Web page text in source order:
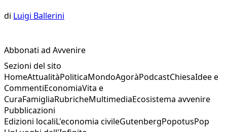
di Luigi Ballerini
Abbonati ad Avvenire
Sezioni del sito
HomeAttualitàPoliticaMondoAgoràPodcastChiesaIdee e
CommentiEconomiaVita e
CuraFamigliaRubricheMultimediaEcosistema avvenire
Pubblicazioni
Edizioni localiL'economia civileGutenbergPopotusPop